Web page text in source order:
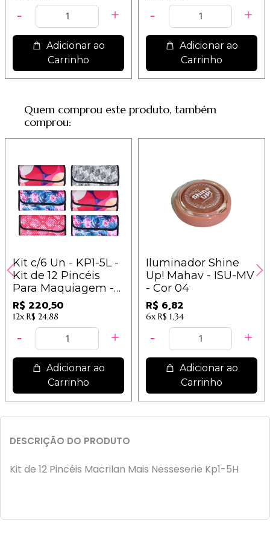
Adicionar ao
Carrinho
Adicionar ao
Carrinho
Quem comprou este produto, também
comprou:
Kit c/6 Un - KP1-5L -
Kit de 12 Pincéis
Para Maquiagem -
Macrilan
R$ 220,50
12x R$ 24,88
Adicionar ao
Carrinho
Iluminador Shine
Up! Mahav - ISU-MV
- Cor 04
R$ 6,82
6x R$ 1,34
Adicionar ao
Carrinho
DESCRIÇÃO DO PRODUTO
Kit de 12 Pincéis Macrilan Mais Nesseserie Kp1-5H